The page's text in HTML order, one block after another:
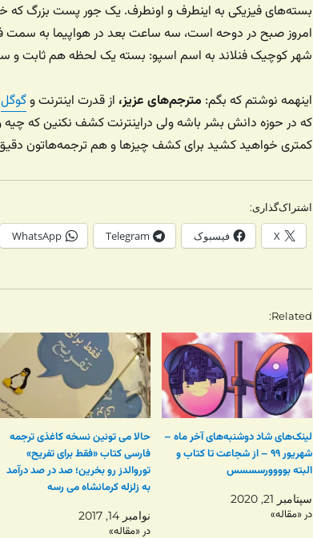
بسته‌های فیزیکی به اینطرف و اونطرف. یک جور پست بزرگ
امروز صبح در دوحه است، سه ساعت بعد در هواپیما به سمت
شهر کوچیک فنلاند به اسم اسپو: بسته یک لحظه هم ثابت و
اینهمه نوشتم که بگم: مترجم‌های عزیز، از قدرت اینترنت وگوگل
که در حوزه دانش بشر باشه ولی دراینترنت کشف نکنین که
کمتری خواهید کشید برای کشف چیزها و هم ترجمه‌هاتون
اشتراک‌گذاری:
X فیسبوک Telegram
WhatsApp
Related
لینک‌های شاد دوشنبه‌های آخر ماه –
شهریور ۹۹ – از شجاعت تا کتاب و
البته بوووورسسسس
سپتامبر 21, 2020
در «مقاله»
حالا می تونین نسخه کاغذی ترجمه
فارسی کتاب «فقط برای تفریح»
توروالدز رو بخرین؛ صد در صد درآمد
به زلزله کرمانشاه می رسه
نوامبر 14, 2017
در «مقاله»